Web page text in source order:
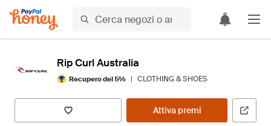
Rip Curl Australia
Recupero del 5% | CLOTHING & SHOES
Attiva premi